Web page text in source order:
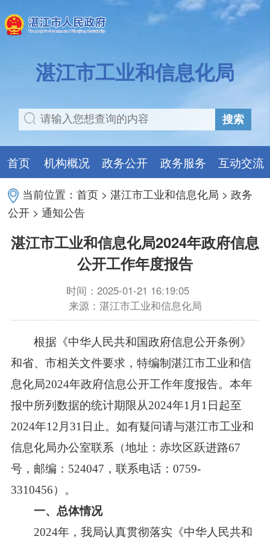
湛江市工业和信息化局
搜索
首页 机构概况 政务公开 政务服务 互动交流
当前位置：首页 >湛江市工业和信息化局 >政务
公开 >通知公告
湛江市工业和信息化局2024年政府信息
公开工作年度报告
时间：2025-01-21 16:19:05
来源：湛江市工业和信息化局
根据《中华人民共和国政府信息公开条例》
和省、市相关文件要求，特编制湛江市工业和信
息化局2024年政府信息公开工作年度报告。本年
报中所列数据的统计期限从2024年1月1日起至
2024年12月31日止。如有疑问请与湛江市工业和
信息化局办公室联系（地址：赤坎区跃进路67
号，邮编：524047，联系电话：0759-
3310456）。
一、总体情况
2024年，我局认真贯彻落实《中华人民共和